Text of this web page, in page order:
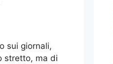
sui giornali,
stretto, ma di